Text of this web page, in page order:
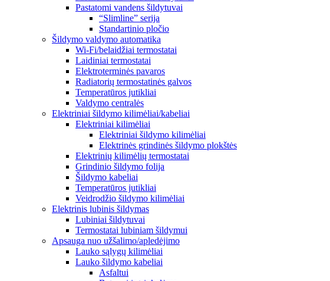
Pastatomi vandens šildytuvai
“Slimline” serija
Standartinio pločio
Šildymo valdymo automatika
Wi-Fi/belaidžiai termostatai
Laidiniai termostatai
Elektroterminės pavaros
Radiatorių termostatinės galvos
Temperatūros jutikliai
Valdymo centralės
Elektriniai šildymo kilimėliai/kabeliai
Elektriniai kilimėliai
Elektriniai šildymo kilimėliai
Elektrinės grindinės šildymo plokštės
Elektrinių kilimėlių termostatai
Grindinio šildymo folija
Šildymo kabeliai
Temperatūros jutikliai
Veidrodžio šildymo kilimėliai
Elektrinis lubinis šildymas
Lubiniai šildytuvai
Termostatai lubiniam šildymui
Apsauga nuo užšalimo/apledėjimo
Lauko sąlygų kilimėliai
Lauko šildymo kabeliai
Asfaltui